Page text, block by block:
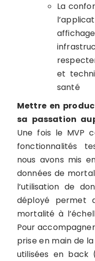
La
et
santé
Mettre en
sa passation
Une fois le MVP
fonctionnalités
nous avons mis
données de
l’utilisation de
déployé permet
mortalité à
Pour accompagner
prise en main de
utilisées en back